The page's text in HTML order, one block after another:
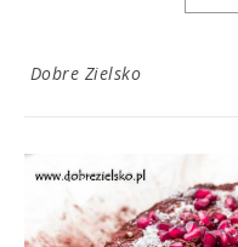
Dobre Zielsko